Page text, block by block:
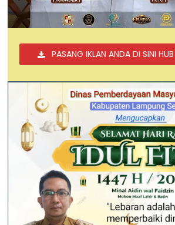
PASANG IKLAN ANDA DI SINI